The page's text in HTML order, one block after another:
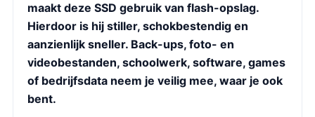
maakt deze SSD gebruik van flash-opslag.
Hierdoor is hij stiller, schokbestendig en
aanzienlijk sneller. Back-ups, foto- en
videobestanden, schoolwerk, software, games
of bedrijfsdata neem je veilig mee, waar je ook
bent.